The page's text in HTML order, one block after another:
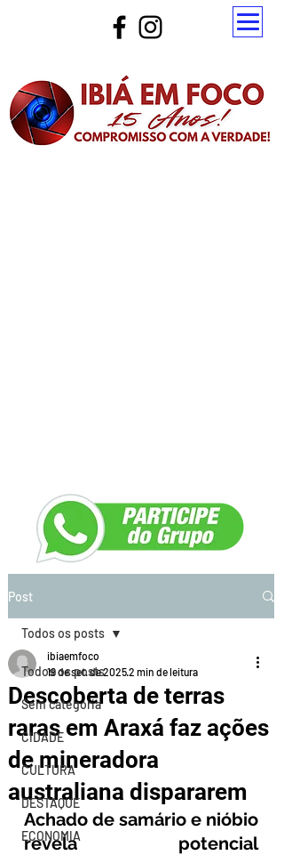
Post
Todos os posts
Sem categoria
CIDADE
CULTURA
DESTAQUE
ECONOMIA
Todos os posts
Descoberta de terras
raras em Araxá faz ações
de mineradora
australiana dispararem
ibiaemfoco
19 de set. de 20252 min de leitura
Achado de samário e nióbio
revela potencial